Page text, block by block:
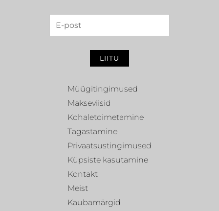
LIITU
Müügitingimused
Makseviisid
Kohaletoimetamine
Tagastamine
Privaatsustingimused
Küpsiste kasutamine
Kontakt
Meist
Kaubamärgid